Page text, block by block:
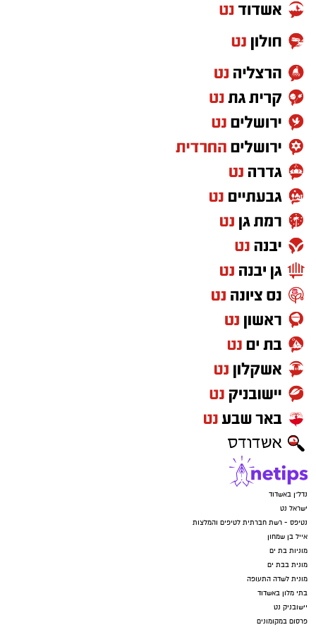
יש לכם מידע חשוב שטרם נחשף? צילומים מאירוע
חדשותי? מצאתם טעות בכתבה? נשמח שתשתפו
אותנו
מאור אסור- באדיבות בן מלניק
רז משען- כדורגל, נבחרת ישראל בוגרים
נדל"ן באשדוד
ישראל נט
נטיפס - רשת חברתית לטיפים והמלצות
אייל בן שמחון
מוניות בת ים
מונית בבת ים
מונית לשדה התעופה
בתי מלון באשדוד
יישובניק נט
פרסום במקומונים